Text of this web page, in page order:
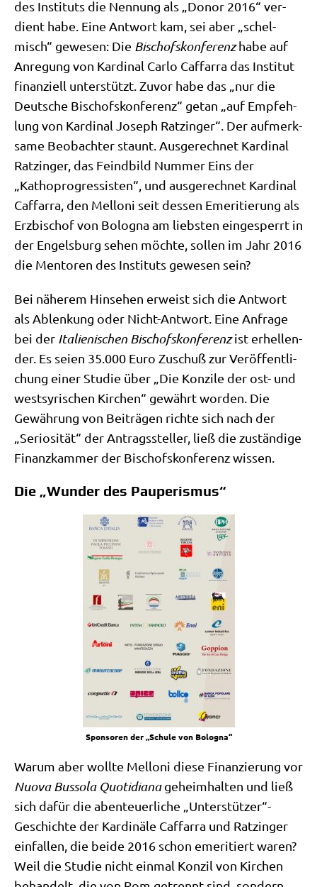
des Insti­tuts die Nen­nung als „Donor 2016“ ver­
dient habe. Eine Ant­wort kam, sei aber „schel­
misch“ gewe­sen: Die Bischofs­kon­fe­renzhabe auf
Anre­gung von Kar­di­nal Car­lo Caf­farra das Insti­tut
finan­zi­ell unter­stützt. Zuvor habe das „nur die
Deut­sche Bischofs­kon­fe­renz“ getan „auf Emp­feh­
lung von Kar­di­nal Joseph Ratz­in­ger“. Der auf­merk­
sa­me Beob­ach­ter staunt. Aus­ge­rech­net Kar­di­nal
Ratz­in­ger, das Feind­bild Num­mer Eins der
„Kathop­ro­gres­si­sten“, und aus­ge­rech­net Kar­di­nal
Caf­farra, den Mel­lo­ni seit des­sen Eme­ri­tie­rung als
Erz­bi­schof von Bolo­gna am lieb­sten ein­ge­sperrt in
der Engels­burg sehen möch­te, sol­len im Jahr 2016
die Men­to­ren des Insti­tuts gewe­sen sein?
Bei nähe­rem Hin­se­hen erweist sich die Ant­wort
als Ablen­kung oder Nicht-Ant­wort. Eine Anfra­ge
bei der Ita­lie­ni­schen Bischofs­kon­fe­renzist erhel­len­
der. Es sei­en 35.000 Euro Zuschuß zur Ver­öf­fent­li­
chung einer Stu­die über „Die Kon­zi­le der ost- und
west­sy­ri­schen Kir­chen“ gewährt wor­den. Die
Gewäh­rung von Bei­trä­gen rich­te sich nach der
„Serio­si­tät“ der Antrags­stel­ler, ließ die zustän­di­ge
Finanz­kam­mer der Bischofs­kon­fe­renz wissen.
Die „Wunder des Pauperismus“
Spon­so­ren der „Schu­le von Bologna“
War­um aber woll­te Mel­lo­ni die­se Finan­zie­rung vor
Nuo­va Bus­so­la Quo­ti­dia­nageheim­hal­ten und ließ
sich dafür die aben­teu­er­li­che „Unterstützer“-
Geschichte der Kar­di­nä­le Caf­farra und Ratz­in­ger
ein­fal­len, die bei­de 2016 schon eme­ri­tiert waren?
Weil die Stu­die nicht ein­mal Kon­zil von Kir­chen